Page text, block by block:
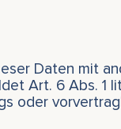
Daten mit
Art. 6 Abs. 1
oder